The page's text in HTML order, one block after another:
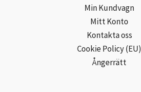
Min Kundvagn
Mitt Konto
Kontakta oss
Cookie Policy (EU)
Ångerrätt